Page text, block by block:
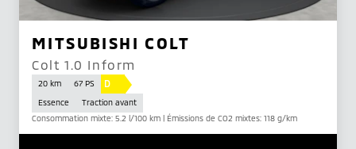
MITSUBISHI COLT
Colt 1.0 Inform
20 km 67 PS D
Essence
Traction avant
Consommation mixte: 5.2 l/100 km | Émissions de CO2 mixtes: 118 g/km